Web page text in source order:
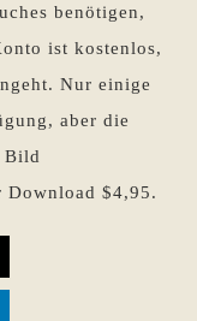
benötigen,
ist kostenlos,
Nur einige
aber die
Bild
Download $4,95.